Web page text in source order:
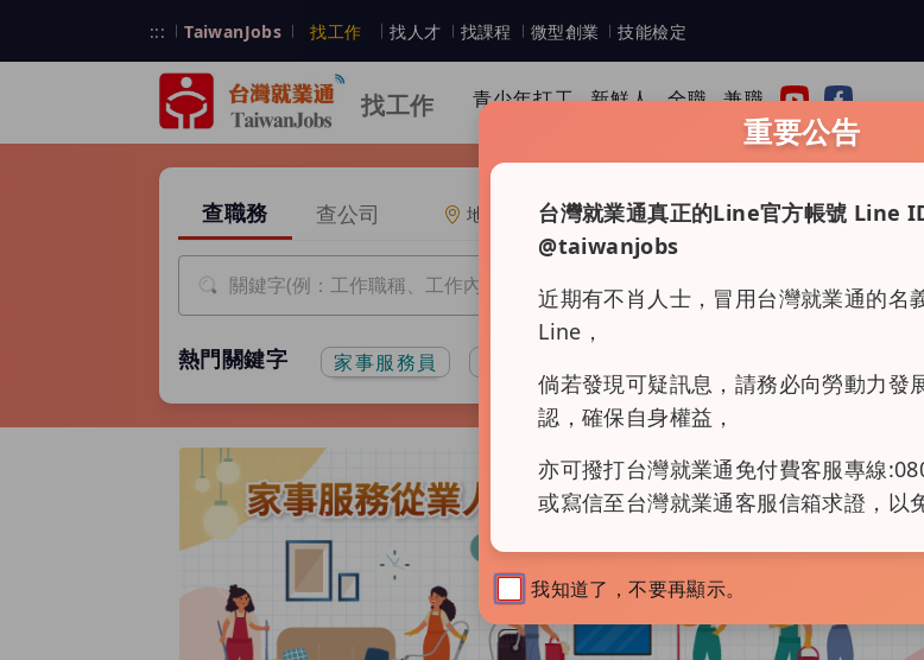
::: TaiwanJobs 台灣就業通
找工作 台灣就業通
找人才 找課程 微型創業 技能檢定
找工作 青少年打工 新鮮人 全職 兼職
請選擇查詢項目
查職務 查公司 地圖找工作
熱門關鍵字 家事服務員
廣告輪播區
前一張廣告
重要公告
台灣就業通真正的Line官方帳號 Line
@taiwanjobs
近期有不肖人士，冒用台灣就業通的名
Line，
倘若發現可疑訊息，請務必向勞動力發
認，確保自身權益，
亦可撥打台灣就業通免付費客服專線
或寫信至台灣就業通客服信箱求證，以
我知道了，不要再顯示。